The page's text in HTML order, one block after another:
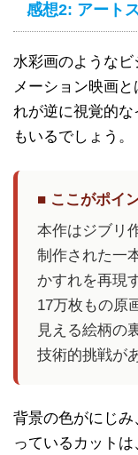
感想2: アート
水彩画のような
メーション映画
れが逆に視覚的
もいるでしょう。
■ ここがポイ
本作はジブリ
制作された一
かすれを再現
17万枚もの原
見える絵柄の
技術的挑戦が
背景の色がにじ
っているカット